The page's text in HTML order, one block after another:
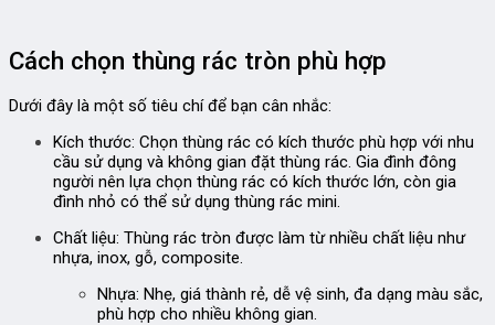
Cách chọn thùng rác tròn phù hợp
Dưới đây là một số tiêu chí để bạn cân nhắc:
Kích thước: Chọn thùng rác có kích thước phù hợp với nhu
cầu sử dụng và không gian đặt thùng rác. Gia đình đông
người nên lựa chọn thùng rác có kích thước lớn, còn gia
đình nhỏ có thể sử dụng thùng rác mini.
Chất liệu: Thùng rác tròn được làm từ nhiều chất liệu như
nhựa, inox, gỗ, composite.
Nhựa: Nhẹ, giá thành rẻ, dễ vệ sinh, đa dạng màu sắc,
phù hợp cho nhiều không gian.